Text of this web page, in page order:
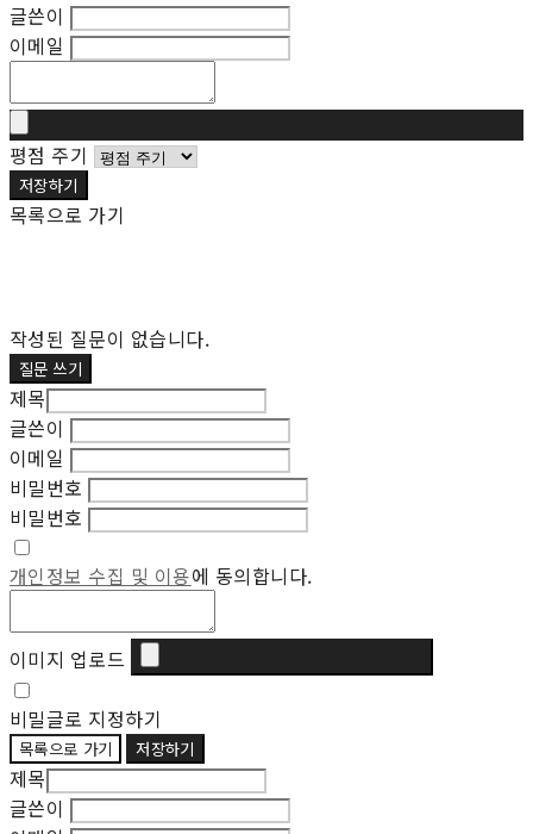
글쓴이
이메일
평점 주기
저장하기
목록으로 가기
작성된 질문이 없습니다.
질문 쓰기
제목
글쓴이
이메일
비밀번호
비밀번호
개인정보 수집 및 이용에 동의합니다.
이미지 업로드
비밀글로 지정하기
목록으로 가기 저장하기
제목
글쓴이